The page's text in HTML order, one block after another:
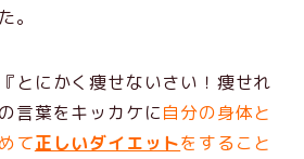
。
とにかく痩せないさい！痩せれ
言葉をキッカケに自分の身体と
て正しいダイエットをすること